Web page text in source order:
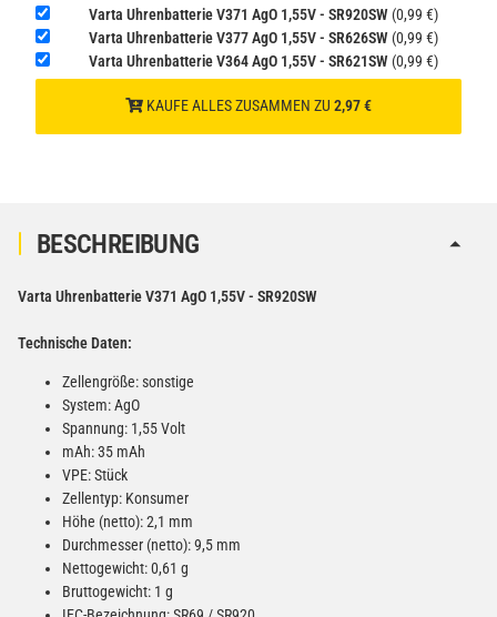
22,95 €
inkl. 19% USt. zzgl.Versand
(Gefahrgut UN3480 Versand
− +
1
Varta Uhrenbatterie V371 AgO 1,55V - SR920SW (0,99 €)
Varta Uhrenbatterie V377 AgO 1,55V - SR626SW (0,99 €)
Varta Uhrenbatterie V364 AgO 1,55V - SR621SW (0,99 €)
KAUFE ALLES ZUSAMMEN ZU 2,97 €
BESCHREIBUNG
Varta Uhrenbatterie V371 AgO 1,55V - SR920SW
Technische Daten:
Zellengröße: sonstige
System: AgO
Spannung: 1,55 Volt
mAh: 35 mAh
VPE: Stück
Zellentyp: Konsumer
Höhe (netto): 2,1 mm
Durchmesser (netto): 9,5 mm
Nettogewicht: 0,61 g
Bruttogewicht: 1 g